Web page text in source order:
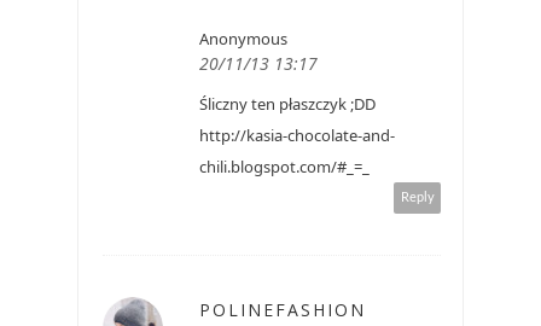
Anonymous
20/11/13 13:17
Śliczny ten płaszczyk ;DD
http://kasia-chocolate-and-
chili.blogspot.com/#_=_
Reply
POLINEFASHION